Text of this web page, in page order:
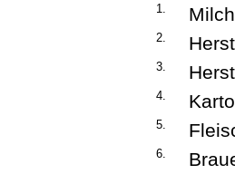
1.
2.
3.
4.
5.
6.